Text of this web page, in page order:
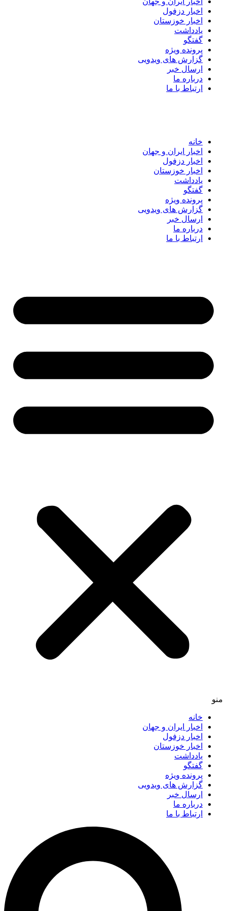
اخبار دزفول
اخبار خوزستان
یادداشت
گفتگو
پرونده ویژه
گزارش های ویدویی
ارسال خبر
درباره ما
ارتباط با ما
خانه
اخبار ایران و جهان
اخبار دزفول
اخبار خوزستان
یادداشت
گفتگو
پرونده ویژه
گزارش های ویدویی
ارسال خبر
درباره ما
ارتباط با ما
خانه
اخبار ایران و جهان
اخبار دزفول
اخبار خوزستان
یادداشت
گفتگو
پرونده ویژه
گزارش های ویدویی
ارسال خبر
درباره ما
ارتباط با ما